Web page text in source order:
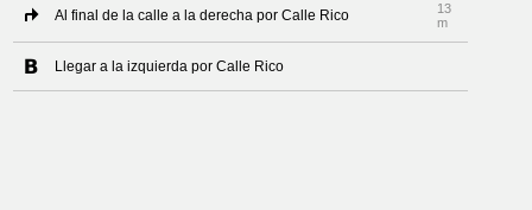
Al final de la calle a la derecha por Calle Rico
13
m
Llegar a la izquierda por Calle Rico